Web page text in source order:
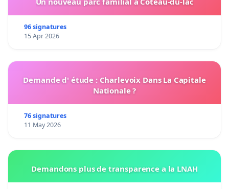
96 signatures
15 Apr 2026
Demande d' étude : Charlevoix Dans La Capitale
Nationale ?
76 signatures
11 May 2026
Demandons plus de transparence a la LNAH